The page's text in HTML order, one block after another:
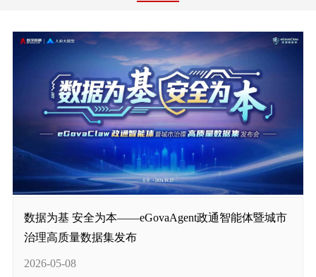
数据为基 安全为本——eGovaAgent政通智能体暨城市
治理高质量数据集发布
2026-05-08